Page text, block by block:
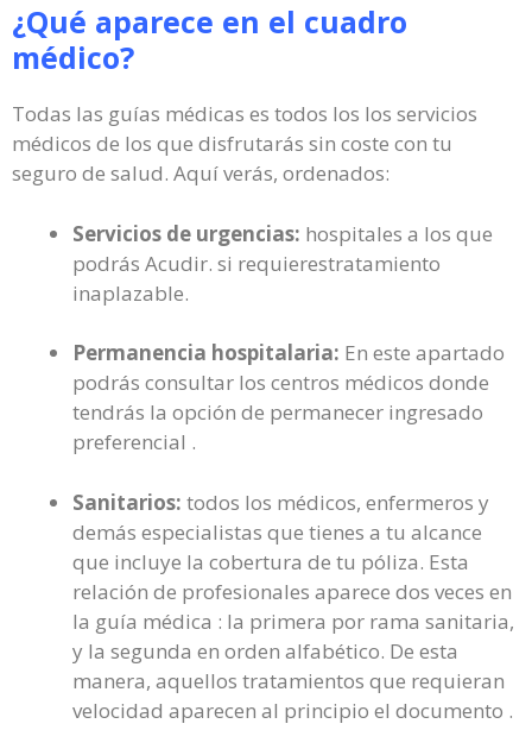
¿Qué aparece en el cuadro
médico?
Todas las guías médicas es todos los los servicios
médicos de los que disfrutarás sin coste con tu
seguro de salud. Aquí verás, ordenados:
Servicios de urgencias: hospitales a los que
podrás Acudir. si requierestratamiento
inaplazable.
Permanencia hospitalaria: En este apartado
podrás consultar los centros médicos donde
tendrás la opción de permanecer ingresado
preferencial .
Sanitarios: todos los médicos, enfermeros y
demás especialistas que tienes a tu alcance
que incluye la cobertura de tu póliza. Esta
relación de profesionales aparece dos veces en
la guía médica : la primera por rama sanitaria,
y la segunda en orden alfabético. De esta
manera, aquellos tratamientos que requieran
velocidad aparecen al principio el documento .